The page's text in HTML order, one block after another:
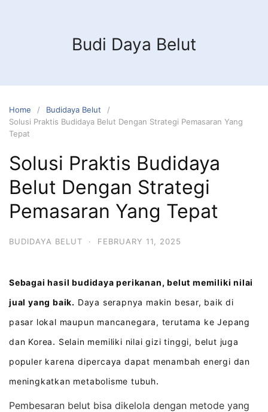
Budi Daya Belut
Home
Budidaya Belut
Solusi Praktis Budidaya Belut Dengan Strategi Pemasaran Yang
Tepat
Solusi Praktis Budidaya
Belut Dengan Strategi
Pemasaran Yang Tepat
BUDIDAYA BELUT · FEBRUARY 11, 2025
Sebagai hasil budidaya perikanan, belut memiliki nilai
jual yang baik. Daya serapnya makin besar, baik di
pasar lokal maupun mancanegara, terutama ke Jepang
dan Korea. Selain memiliki nilai gizi tinggi, belut juga
populer karena dipercaya dapat menambah energi dan
meningkatkan metabolisme tubuh.
Pembesaran belut bisa dikelola dengan metode yang